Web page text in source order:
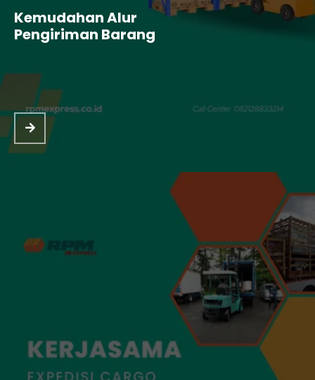
Kemudahan Alur
Pengiriman Barang